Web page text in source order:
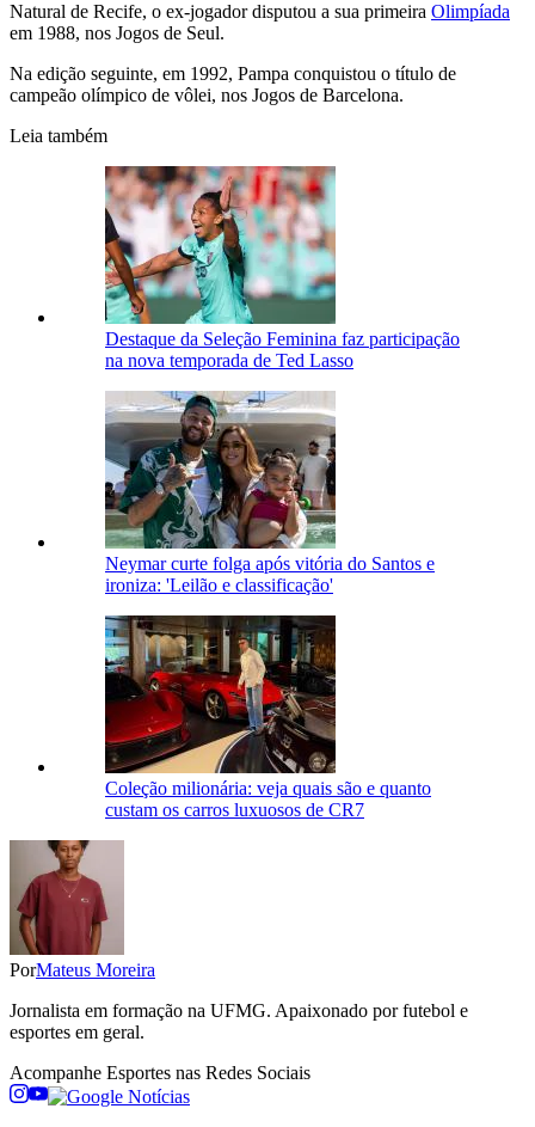
Natural de Recife, o ex-jogador disputou a sua primeira Olimpíada
em 1988, nos Jogos de Seul.
Na edição seguinte, em 1992, Pampa conquistou o título de
campeão olímpico de vôlei, nos Jogos de Barcelona.
Leia também
Destaque da Seleção Feminina faz participação
na nova temporada de Ted Lasso
Neymar curte folga após vitória do Santos e
ironiza: 'Leilão e classificação'
Coleção milionária: veja quais são e quanto
custam os carros luxuosos de CR7
PorMateus Moreira
Jornalista em formação na UFMG. Apaixonado por futebol e
esportes em geral.
Acompanhe Esportes nas Redes Sociais